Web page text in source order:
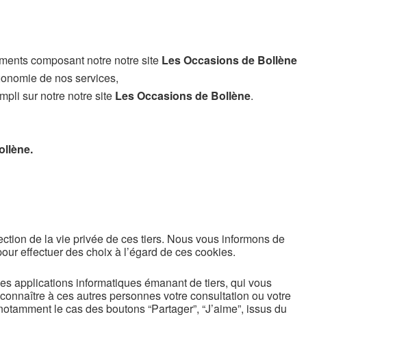
composant notre notre site Les Occasions de Bollène
de nos services,
sur notre notre site Les Occasions de Bollène.
de la vie privée de ces tiers. Nous vous informons de
effectuer des choix à l’égard de ces cookies.
applications informatiques émanant de tiers, qui vous
à ces autres personnes votre consultation ou votre
le cas des boutons “Partager”, “J’aime”, issus du